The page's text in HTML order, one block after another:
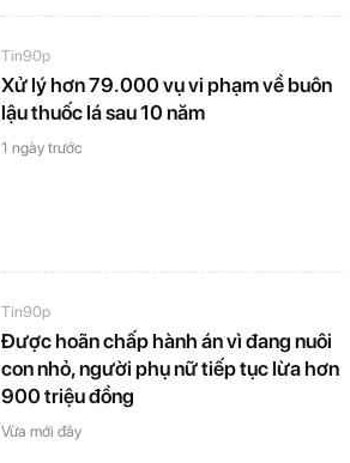
Tin90p
Xử lý hơn 79.000 vụ vi phạm về buôn
lậu thuốc lá sau 10 năm
1 ngày trước
Tin90p
Được hoãn chấp hành án vì đang nuôi
con nhỏ, người phụ nữ tiếp tục lừa hơn
900 triệu đồng
Vừa mới đây